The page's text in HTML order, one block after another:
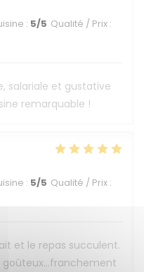
: 5/5 Qualité / Prix :
salariale et gustative
remarquable !
: 5/5 Qualité / Prix :
et le repas succulent.
goûteux...franchement